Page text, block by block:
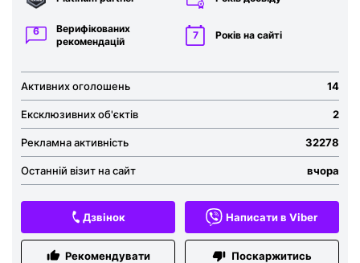
6
Верифікованих
рекомендацій
7 Років на сайті
Активних оголошень 14
Ексклюзивних об'єктів 2
Рекламна активність 32278
Останній візит на сайт вчора
Дзвінок Написати в Viber
Рекомендувати Поскаржитись